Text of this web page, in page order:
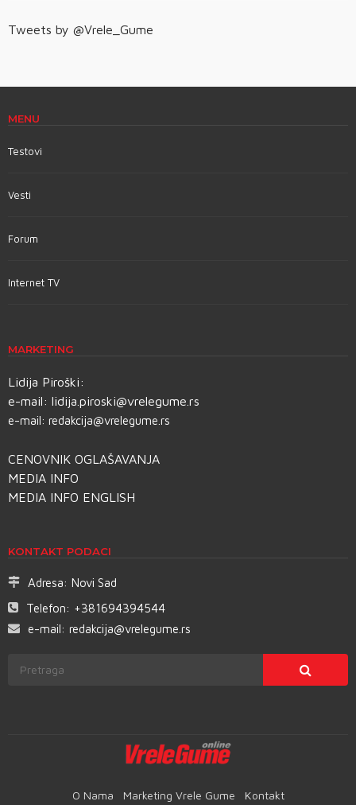
Tweets by @Vrele_Gume
MENU
Testovi
Vesti
Forum
Internet TV
MARKETING
Lidija Piroški:
e-mail: lidija.piroski@vrelegume.rs
e-mail: redakcija@vrelegume.rs
CENOVNIK OGLAŠAVANJA
MEDIA INFO
MEDIA INFO ENGLISH
KONTAKT PODACI
Adresa: Novi Sad
Telefon: +381694394544
e-mail: redakcija@vrelegume.rs
O Nama Marketing Vrele Gume Kontakt